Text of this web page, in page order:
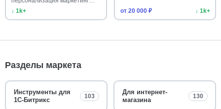
↓ 1k+
от 20 000 ₽ ↓ 1k+
Разделы маркета
Инструменты для
1С-Битрикс
103
Для интернет-
магазина
130